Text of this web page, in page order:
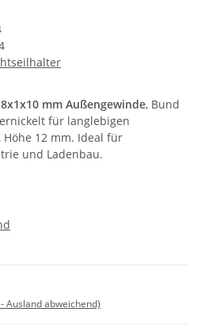
mm Außengewinde, Bund
für langlebigen
12 mm. Ideal für
und Ladenbau.
Ausland abweichend)